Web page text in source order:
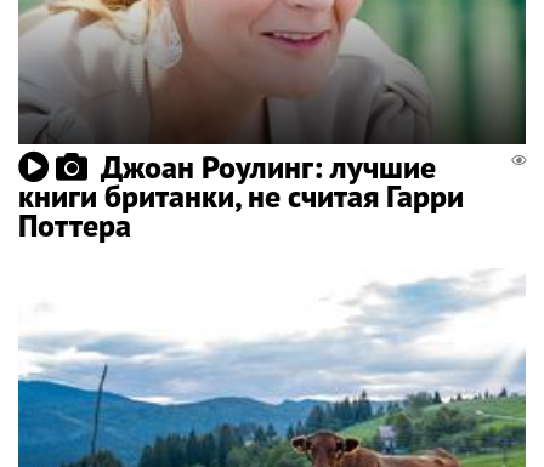
Джоан Роулинг: лучшие
книги британки, не считая Гарри
Поттера